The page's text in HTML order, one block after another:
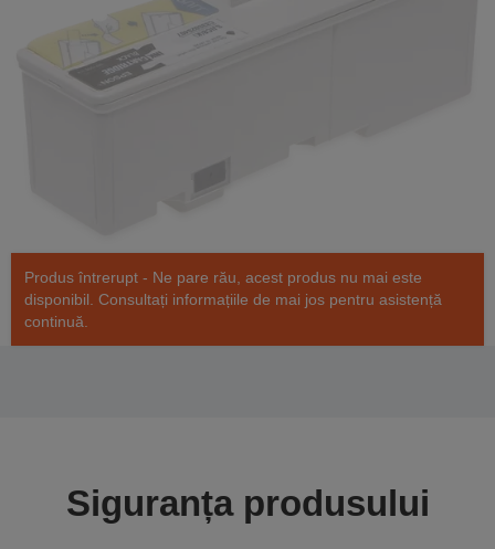
Produs întrerupt - Ne pare rău, acest produs nu mai este
disponibil. Consultați informațiile de mai jos pentru asistență
continuă.
Siguranța produsului